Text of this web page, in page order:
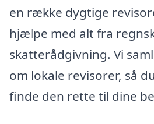
en række dygtige
hjælpe med alt fra
skatterådgivning. Vi
om lokale revisorer, så
finde den rette til dine